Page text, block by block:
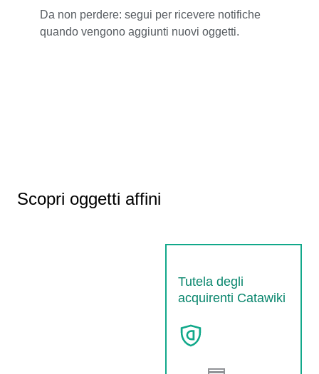
Da non perdere: segui per ricevere notifiche
quando vengono aggiunti nuovi oggetti.
Scopri oggetti affini
Tutela degli
acquirenti Catawiki